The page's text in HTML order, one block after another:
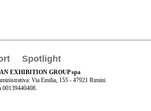
Spotlight
EXHIBITION GROUP spa
Via Emilia, 155 - 47921 Rimini
00139440408.